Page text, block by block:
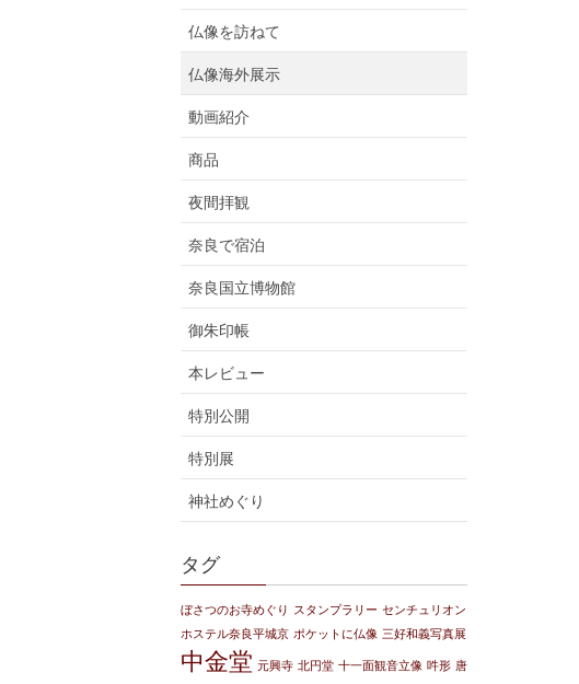
仏像を訪ねて
仏像海外展示
動画紹介
商品
夜間拝観
奈良で宿泊
奈良国立博物館
御朱印帳
本レビュー
特別公開
特別展
神社めぐり
タグ
ぼさつのお寺めぐり スタンプラリー センチュリオン
ホステル奈良平城京 ポケットに仏像 三好和義写真展
中金堂 元興寺 北円堂 十一面観音立像 吽形 唐